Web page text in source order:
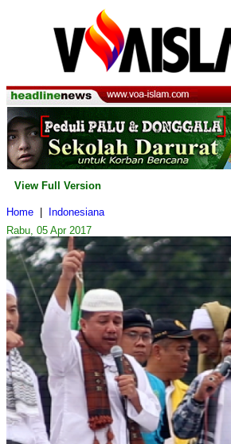
View Full Version
Home
Indonesiana
Rabu, 05 Apr 2017